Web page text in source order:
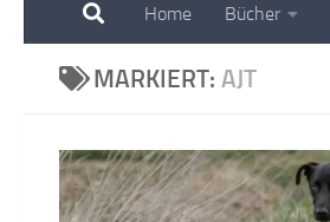
Home Bücher
MARKIERT: AJT